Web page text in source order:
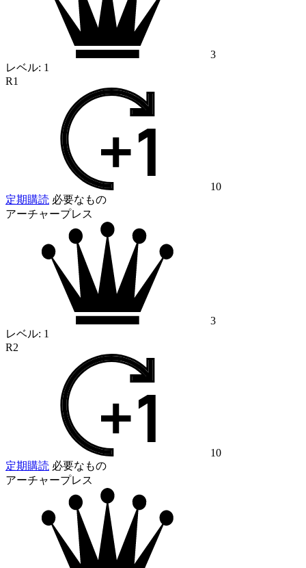
3
レベル: 1
R1
10
定期購読 必要なもの
アーチャープレス
3
レベル: 1
R2
10
定期購読 必要なもの
アーチャープレス